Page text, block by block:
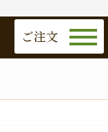
ご注文